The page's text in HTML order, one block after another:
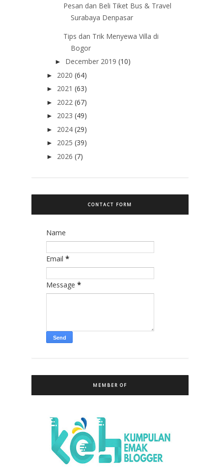
Pesan dan Beli Tiket Bus & Travel
Surabaya Denpasar
Tips dan Trik Menyewa Villa di
Bogor
► December 2019 (10)
► 2020 (64)
► 2021 (63)
► 2022 (67)
► 2023 (49)
► 2024 (29)
► 2025 (39)
► 2026 (7)
CONTACT FORM
Name
Email *
Message *
MEMBER OF